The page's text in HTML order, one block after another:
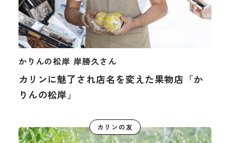
かりんの松岸 岸勝久さん
カリンに魅了され店名を変えた果物店「か
りんの松岸」
カリンの友